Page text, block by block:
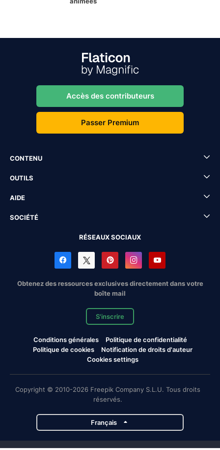
Accès des contributeurs
Passer Premium
CONTENU
OUTILS
AIDE
SOCIÉTÉ
RÉSEAUX SOCIAUX
Obtenez des ressources exclusives directement dans votre
boîte mail
S'inscrire
Conditions générales
Politique de confidentialité
Politique de cookies
Notification de droits d'auteur
Cookies settings
Copyright © 2010-2026 Freepik Company S.L.U. Tous droits
réservés.
Français